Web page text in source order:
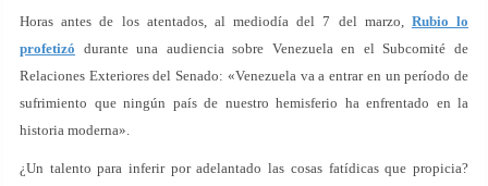
Horas antes de los atentados, al mediodía del 7 del marzo, Rubio lo
profetizó durante una audiencia sobre Venezuela en el Subcomité de
Relaciones Exteriores del Senado: «Venezuela va a entrar en un período de
sufrimiento que ningún país de nuestro hemisferio ha enfrentado en la
historia moderna».
¿Un talento para inferir por adelantado las cosas fatídicas que propicia?